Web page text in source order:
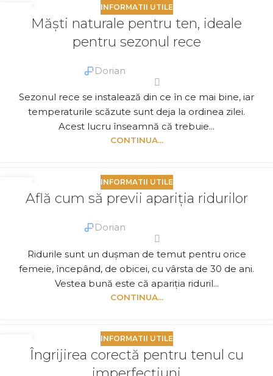
INFORMATII UTILE
Măști naturale pentru ten, ideale
pentru sezonul rece
Dorian
Sezonul rece se instalează din ce în ce mai bine, iar
temperaturile scăzute sunt deja la ordinea zilei.
Acest lucru înseamnă că trebuie...
CONTINUA...
INFORMATII UTILE
Află cum să previi apariția ridurilor
Dorian
Ridurile sunt un dușman de temut pentru orice
femeie, începând, de obicei, cu vârsta de 30 de ani.
Vestea bună este că apariția riduril...
CONTINUA...
INFORMATII UTILE
Îngrijirea corectă pentru tenul cu